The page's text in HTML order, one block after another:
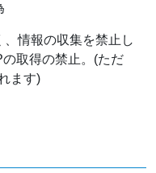
情報の収集を禁止し
取得の禁止。(ただ
ます)